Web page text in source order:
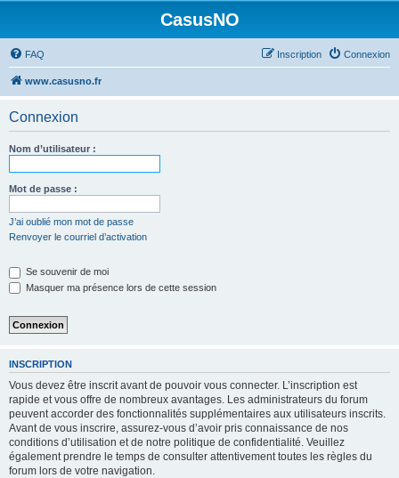
CasusNO
FAQ Connexion
Inscription
www.casusno.fr
Connexion
Nom d’utilisateur :
Mot de passe :
J’ai oublié mon mot de passe
Renvoyer le courriel d’activation
Se souvenir de moi
Masquer ma présence lors de cette session
INSCRIPTION
Vous devez être inscrit avant de pouvoir vous connecter. L’inscription est
rapide et vous offre de nombreux avantages. Les administrateurs du forum
peuvent accorder des fonctionnalités supplémentaires aux utilisateurs inscrits.
Avant de vous inscrire, assurez-vous d’avoir pris connaissance de nos
conditions d’utilisation et de notre politique de confidentialité. Veuillez
également prendre le temps de consulter attentivement toutes les règles du
forum lors de votre navigation.